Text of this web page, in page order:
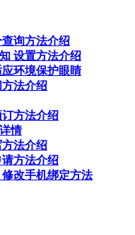
询方法介绍
设置方法介绍
环境保护眼睛
法介绍
方法介绍
情
法介绍
方法介绍
改手机绑定方法